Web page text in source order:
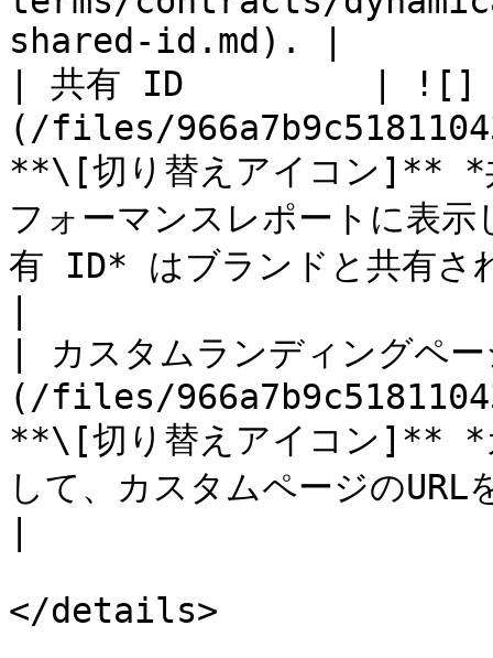
shared-id.md). |
| 共有 ID         | ![]
(/files/
**\[切り替えアイコン]** *
フォーマンスレポートに表
有 ID* はブランドと共有さ
| カスタムランディング
(/files/
**\[切り替えアイコン]** *
して、カスタムページのURL
</details>